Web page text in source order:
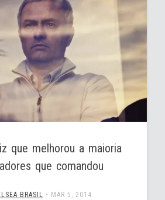
que melhorou a maioria
que comandou
BRASIL • MAR 5, 2014